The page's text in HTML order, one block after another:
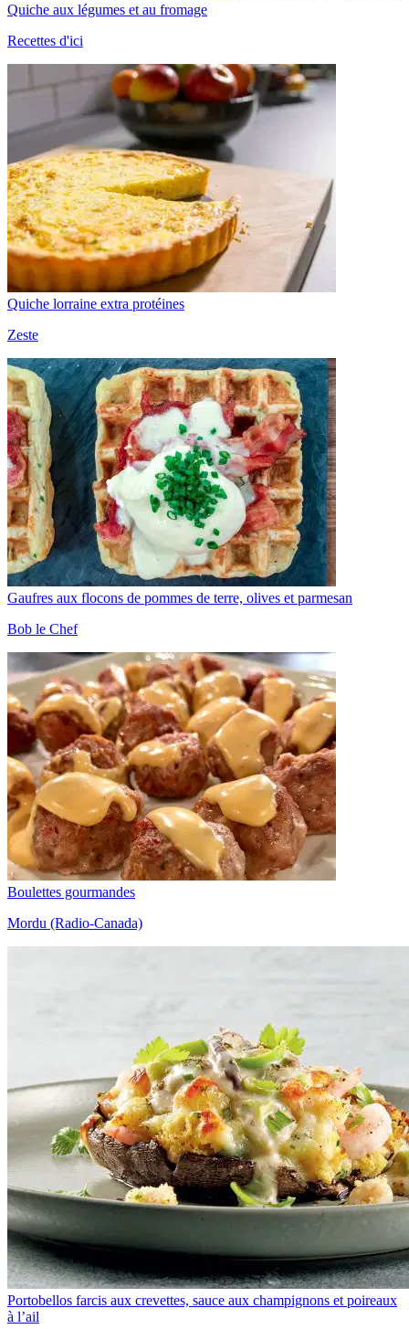
Quiche aux légumes et au fromage
Recettes d'ici
Quiche lorraine extra protéines
Zeste
Gaufres aux flocons de pommes de terre, olives et parmesan
Bob le Chef
Boulettes gourmandes
Mordu (Radio-Canada)
Portobellos farcis aux crevettes, sauce aux champignons et poireaux
à l’ail